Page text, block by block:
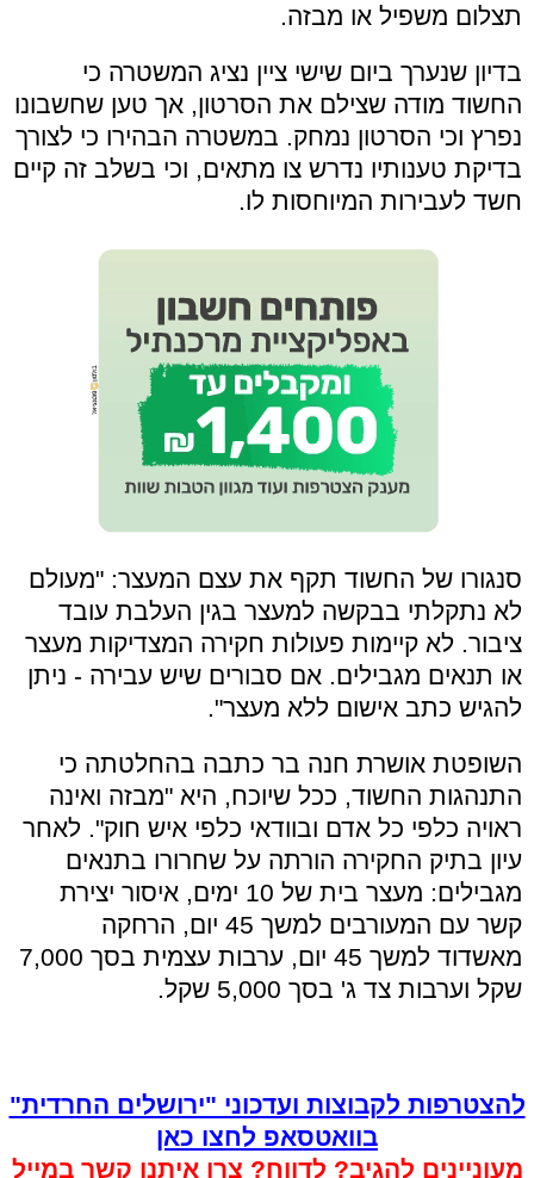
תצלום משפיל או מבזה.
בדיון שנערך ביום שישי ציין נציג המשטרה כי
החשוד מודה שצילם את הסרטון, אך טען שחשבונו
נפרץ וכי הסרטון נמחק. במשטרה הבהירו כי לצורך
בדיקת טענותיו נדרש צו מתאים, וכי בשלב זה קיים
חשד לעבירות המיוחסות לו.
סנגורו של החשוד תקף את עצם המעצר: "מעולם
לא נתקלתי בבקשה למעצר בגין העלבת עובד
ציבור. לא קיימות פעולות חקירה המצדיקות מעצר
או תנאים מגבילים. אם סבורים שיש עבירה - ניתן
להגיש כתב אישום ללא מעצר".
השופטת אושרת חנה בר כתבה בהחלטתה כי
התנהגות החשוד, ככל שיוכח, היא "מבזה ואינה
ראויה כלפי כל אדם ובוודאי כלפי איש חוק". לאחר
עיון בתיק החקירה הורתה על שחרורו בתנאים
מגבילים: מעצר בית של 10 ימים, איסור יצירת
קשר עם המעורבים למשך 45 יום, הרחקה
מאשדוד למשך 45 יום, ערבות עצמית בסך 7,000
שקל וערבות צד ג' בסך 5,000 שקל.
להצטרפות לקבוצות ועדכוני "ירושלים החרדית"
בוואטסאפ לחצו כאן
מעוניינים להגיב? לדווח? צרו איתנו קשר במייל